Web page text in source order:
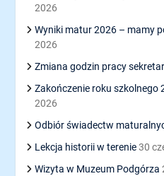
2026
Wyniki matur 2026 – mamy
2026
Zmiana godzin pracy
Zakończenie roku szkolnego
2026
Odbiór świadectw
Lekcja historii w terenie 30
Wizyta w Muzeum Podgórza